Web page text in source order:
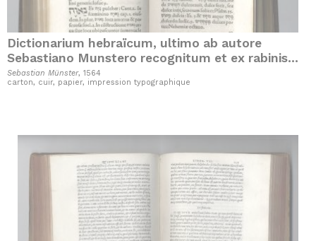
Dictionarium hebraïcum, ultimo ab autore
Sebastiano Munstero recognitum et ex rabinis,
praesertim es radicibus David Kimhi, auctum et
locupletatum.
Sebastian Münster, 1564
carton, cuir, papier, impression typographique